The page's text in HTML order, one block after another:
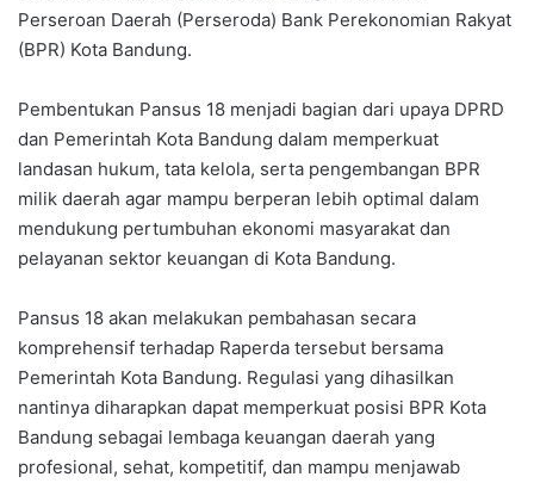
Perseroan Daerah (Perseroda) Bank Perekonomian Rakyat
(BPR) Kota Bandung.
Pembentukan Pansus 18 menjadi bagian dari upaya DPRD
dan Pemerintah Kota Bandung dalam memperkuat
landasan hukum, tata kelola, serta pengembangan BPR
milik daerah agar mampu berperan lebih optimal dalam
mendukung pertumbuhan ekonomi masyarakat dan
pelayanan sektor keuangan di Kota Bandung.
Pansus 18 akan melakukan pembahasan secara
komprehensif terhadap Raperda tersebut bersama
Pemerintah Kota Bandung. Regulasi yang dihasilkan
nantinya diharapkan dapat memperkuat posisi BPR Kota
Bandung sebagai lembaga keuangan daerah yang
profesional, sehat, kompetitif, dan mampu menjawab